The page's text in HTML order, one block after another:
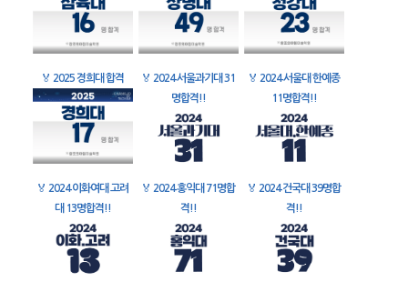
🏅 2025 경희대 합격 🏅 2024 서울과기대 31
명합격!!
🏅 2024 서울대 한예종
11명합격!!
🏅 2024 이화여대 고려
대 13명합격!!
🏅 2024 홍익대 71명합
격!!
🏅 2024 건국대 39명합
격!!